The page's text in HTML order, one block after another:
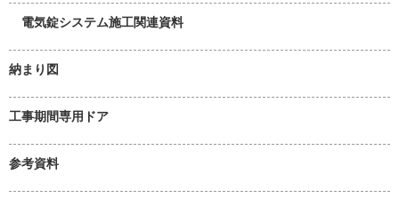
電気錠システム施工関連資料
納まり図
工事期間専用ドア
参考資料